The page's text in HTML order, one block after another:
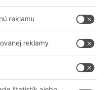
O nás
Naše výrobné závody